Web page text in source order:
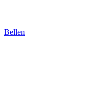
Bellen